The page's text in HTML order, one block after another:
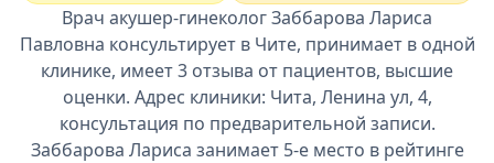
Врач акушер-гинеколог Заббарова Лариса
Павловна консультирует в Чите, принимает в одной
клинике, имеет 3 отзыва от пациентов, высшие
оценки. Адрес клиники: Чита, Ленина ул, 4,
консультация по предварительной записи.
Заббарова Лариса занимает 5-е место в рейтинге